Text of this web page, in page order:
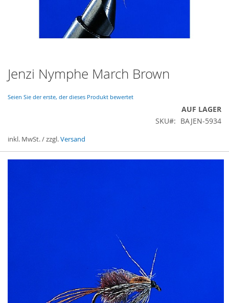
Zum
Anfang
Bildergalerie
Jenzi Nymphe March Brown
Seien Sie der erste, der dieses Produkt bewertet
AUF LAGER
SKU
BAJEN-5934
inkl. MwSt. / zzgl.Versand